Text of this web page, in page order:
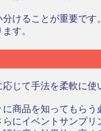
けることが重要で
す。
じて手法を柔軟に
商品を知ってもら
にイベントサンプ